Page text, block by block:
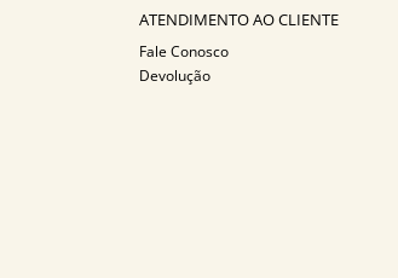
ATENDIMENTO AO CLIENTE
Fale Conosco
Devolução